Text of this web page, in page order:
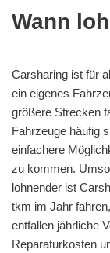
Wann
Carsharing ist für
ein eigenes
größere Strecken
Fahrzeuge häufig
einfachere
zu kommen.
lohnender ist
tkm im Jahr
entfallen jährliche
Reparaturkosten